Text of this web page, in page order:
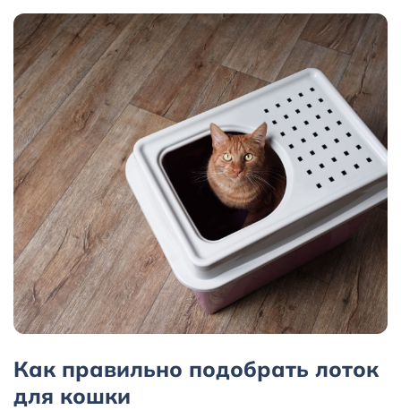
Как правильно подобрать лоток
для кошки